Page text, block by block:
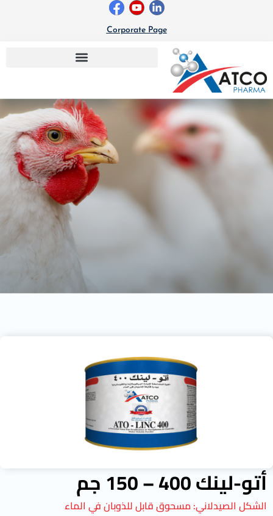
Corporate Page
أتو-لينك 400 – 150 جم
الشكل الصيدلاني:مسحوق قابل للذوبان في الماء